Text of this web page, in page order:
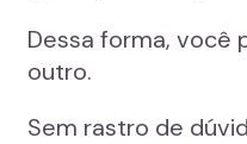
Dessa forma, você
outro.
Sem rastro de